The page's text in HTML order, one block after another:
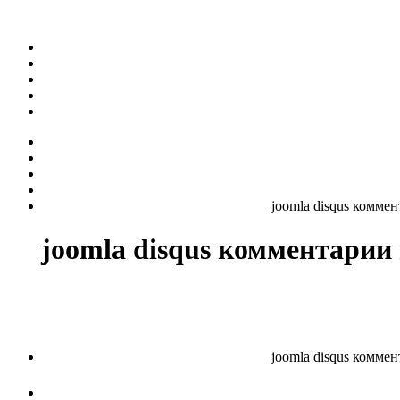
joomla disqus
joomla disqus
joomla disqus